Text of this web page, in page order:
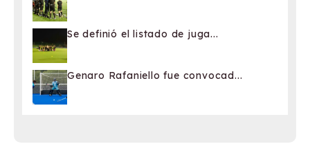
Se definió el listado de juga...
Genaro Rafaniello fue convocad...